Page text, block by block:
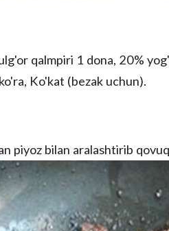
qalmpiri 1 dona, 20%
Ko'kat (bezak uchun).
piyoz bilan aralashtirib